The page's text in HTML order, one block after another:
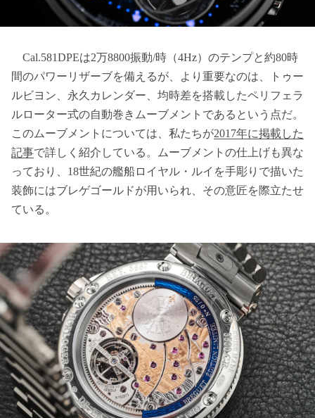
Cal.581DPEは2万8800振動/時（4Hz）のテンプと約80時
間のパワーリザーブを備えるが、より重要なのは、トゥー
ルビヨン、永久カレンダー、均時差を搭載したペリフェラ
ルローター式の自動巻きムーブメントであるという点だ。
このムーブメントについては、私たちが2017年に掲載した
記事で詳しく紹介している。ムーブメントの仕上げも異な
っており、18世紀の艦船ロイヤル・ルイを手彫りで描いた
装飾にはブレゲゴールドが用いられ、その意匠を際立たせ
ている。